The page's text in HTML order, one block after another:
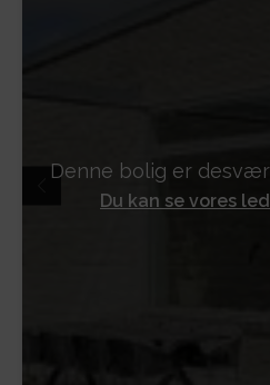
Denne bolig er
Du kan se vores